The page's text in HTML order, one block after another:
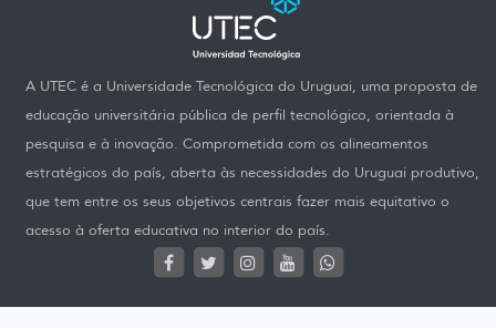
A UTEC é a Universidade Tecnológica do Uruguai, uma proposta de
educação universitária pública de perfil tecnológico, orientada à
pesquisa e à inovação. Comprometida com os alineamentos
estratégicos do país, aberta às necessidades do Uruguai produtivo,
que tem entre os seus objetivos centrais fazer mais equitativo o
acesso à oferta educativa no interior do país.